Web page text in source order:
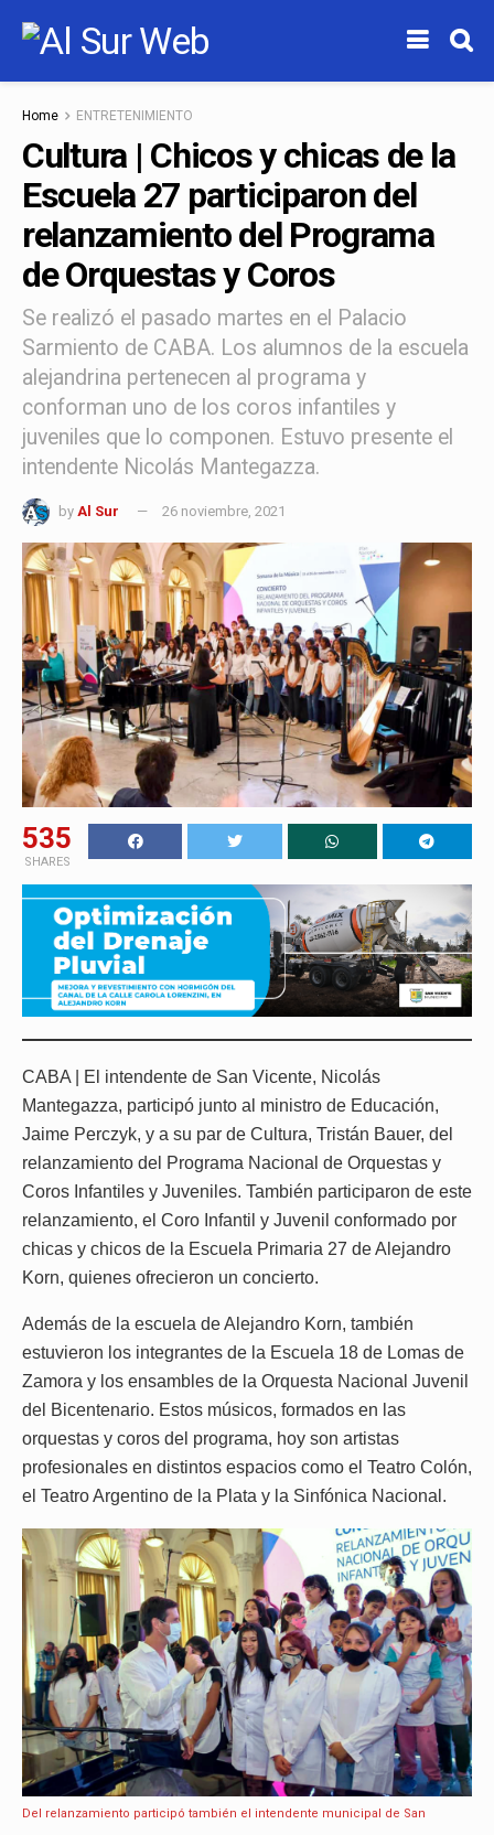
Home ENTRETENIMIENTO
Cultura | Chicos y chicas de la
Escuela 27 participaron del
relanzamiento del Programa
de Orquestas y Coros
Se realizó el pasado martes en el Palacio
Sarmiento de CABA. Los alumnos de la escuela
alejandrina pertenecen al programa y
conforman uno de los coros infantiles y
juveniles que lo componen. Estuvo presente el
intendente Nicolás Mantegazza.
by Al Sur 26 noviembre, 2021
535
SHARES
CABA | El intendente de San Vicente, Nicolás
Mantegazza, participó junto al ministro de Educación,
Jaime Perczyk, y a su par de Cultura, Tristán Bauer, del
relanzamiento del Programa Nacional de Orquestas y
Coros Infantiles y Juveniles. También participaron de este
relanzamiento, el Coro Infantil y Juvenil conformado por
chicas y chicos de la Escuela Primaria 27 de Alejandro
Korn, quienes ofrecieron un concierto.
Además de la escuela de Alejandro Korn, también
estuvieron los integrantes de la Escuela 18 de Lomas de
Zamora y los ensambles de la Orquesta Nacional Juvenil
del Bicentenario. Estos músicos, formados en las
orquestas y coros del programa, hoy son artistas
profesionales en distintos espacios como el Teatro Colón,
el Teatro Argentino de la Plata y la Sinfónica Nacional.
Del relanzamiento participó también el intendente municipal de San